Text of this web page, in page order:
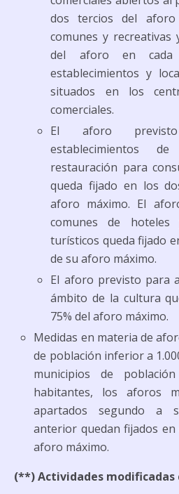
dos tercios del
comunes y recreativas
del aforo en
establecimientos y
situados en los
comerciales.
El aforo
establecimientos
restauración para
queda fijado en los
aforo máximo. El
comunes de hoteles
turísticos queda fijado
de su aforo máximo.
El aforo previsto para
ámbito de la cultura
75% del aforo máximo.
Medidas en materia de
de población inferior a
municipios de
habitantes, los aforos
apartados segundo a
anterior quedan fijados
aforo máximo.
(**) Actividades modificadas